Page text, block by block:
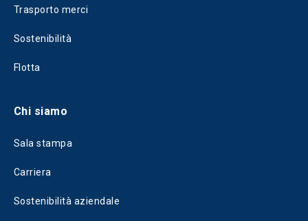
Trasporto merci
Sostenibilità
Flotta
Chi siamo
Sala stampa
Carriera
Sostenibilità aziendale